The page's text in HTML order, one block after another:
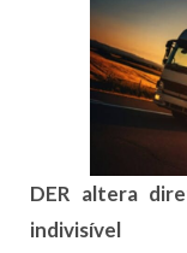
DER altera
indivisível